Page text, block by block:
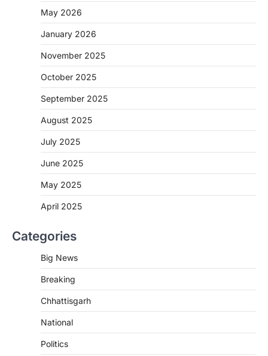
May 2026
January 2026
November 2025
October 2025
September 2025
August 2025
July 2025
June 2025
May 2025
April 2025
Categories
Big News
Breaking
Chhattisgarh
National
Politics
CHHATTISGARH
CG: 1 से 19 वर्ष तक के बच्चों को निःशुल्क दी
जाएगी एल्बेंडाजोल
More Khabar August 7, 2026
रायपुर। राष्ट्रीय कृमि मुक्ति दिवस भारत सरकार द्वारा
CHHATTISGARH
जशपुर जिले की 5 माह की मासूम…
CG: छिपली की दीदियों का कमाल, बकरी